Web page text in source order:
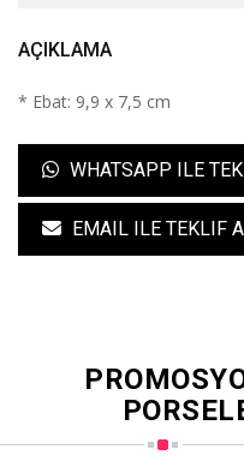
AÇIKLAMA
* Ebat: 9,9 x 7,5 cm
WHATSAPP ILE
EMAIL ILE TEKLIF